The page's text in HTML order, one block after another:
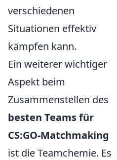
verschiedenen
Situationen effektiv
kämpfen kann.
Ein weiterer wichtiger
Aspekt beim
Zusammenstellen des
besten Teams für
CS:GO-Matchmaking
ist die Teamchemie. Es